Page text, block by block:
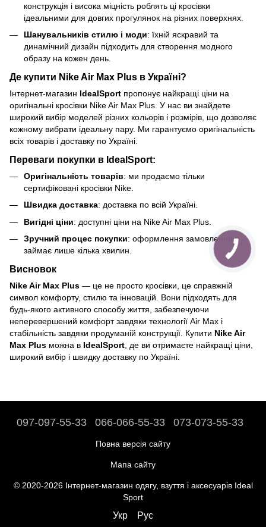
конструкція і висока міцність роблять ці кросівки
ідеальними для довгих прогулянок на різних поверхнях.
Шанувальників стилю і моди: їхній яскравий та
динамічний дизайн підходить для створення модного
образу на кожен день.
Де купити Nike Air Max Plus в Україні?
Інтернет-магазин IdealSport пропонує найкращі ціни на
оригінальні кросівки Nike Air Max Plus. У нас ви знайдете
широкий вибір моделей різних кольорів і розмірів, що дозволяє
кожному вибрати ідеальну пару. Ми гарантуємо оригінальність
всіх товарів і доставку по Україні.
Переваги покупки в IdealSport:
Оригінальність товарів: ми продаємо тільки
сертифіковані кросівки Nike.
Швидка доставка: доставка по всій Україні.
Вигідні ціни: доступні ціни на Nike Air Max Plus.
Зручний процес покупки: оформлення замовлення
займає лише кілька хвилин.
Висновок
Nike Air Max Plus — це не просто кросівки, це справжній
символ комфорту, стилю та інновацій. Вони підходять для
будь-якого активного способу життя, забезпечуючи
неперевершений комфорт завдяки технології Air Max і
стабільність завдяки продуманій конструкції. Купити Nike Air
Max Plus можна в IdealSport , де ви отримаєте найкращі ціни,
широкий вибір і швидку доставку по Україні.
097-097-55-33 066-066-55-33 073-073-55-33
Повна версія сайту
Мапа сайту
© 2020-2026 Інтернет-магазин одягу, взуття і аксесуарів Ideal
Sport
Укр Рус